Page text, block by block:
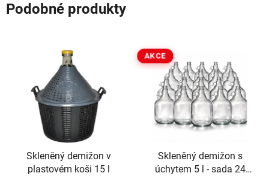
Podobné produkty
Skleněný demižon v
plastovém koši 15 l
AKCE
Skleněný demižon s
úchytem 5 l - sada 24